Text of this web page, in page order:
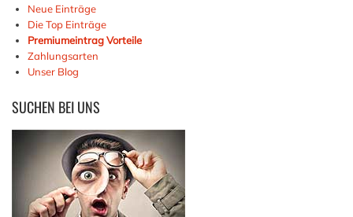
Neue Einträge
Die Top Einträge
Premiumeintrag Vorteile
Zahlungsarten
Unser Blog
SUCHEN BEI UNS